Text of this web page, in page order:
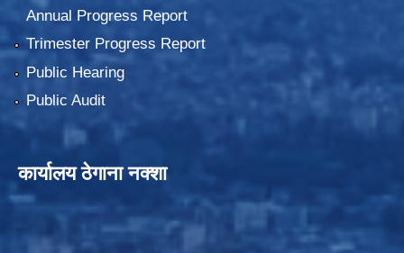
Annual Progress Report
Trimester Progress Report
Public Hearing
Public Audit
कार्यालय ठेगाना नक्शा